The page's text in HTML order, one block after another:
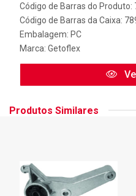
Código de Barras do Produto:
Código de Barras da Caixa:
Embalagem: PC
Marca: Getoflex
Produtos Similares